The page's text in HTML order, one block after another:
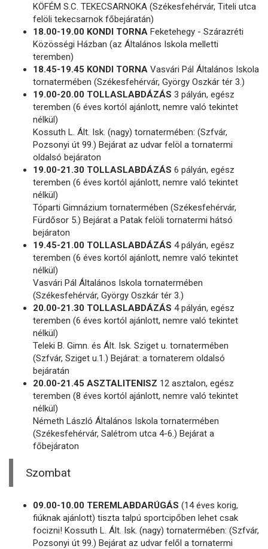
KÖFÉM S.C. TEKECSARNOKA (Székesfehérvár, Titeli utca
felöli tekecsarnok főbejáratán)
18.00-19.00 KONDI TORNA Feketehegy - Szárazréti
Közösségi Házban (az Általános Iskola melletti
teremben)
18.45-19.45 KONDI TORNA Vasvári Pál Általános Iskola
tornatermében (Székesfehérvár, György Oszkár tér 3.)
19.00-20.00 TOLLASLABDÁZÁS 3 pályán, egész
teremben (6 éves kortól ajánlott, nemre való tekintet
nélkül)
Kossuth L. Ált. Isk. (nagy) tornatermében: (Szfvár,
Pozsonyi út 99.) Bejárat az udvar felöl a tornatermi
oldalsó bejáraton
19.00-21.30 TOLLASLABDÁZÁS 6 pályán, egész
teremben (6 éves kortól ajánlott, nemre való tekintet
nélkül)
Tóparti Gimnázium tornatermében (Székesfehérvár,
Fürdősor 5.) Bejárat a Patak felöli tornatermi hátsó
bejáraton
19.45-21.00 TOLLASLABDÁZÁS 4 pályán, egész
teremben (6 éves kortól ajánlott, nemre való tekintet
nélkül)
Vasvári Pál Általános Iskola tornatermében
(Székesfehérvár, György Oszkár tér 3.)
20.00-21.30 TOLLASLABDÁZÁS 4 pályán, egész
teremben (6 éves kortól ajánlott, nemre való tekintet
nélkül)
Teleki B. Gimn. és Ált. Isk. Sziget u. tornatermében
(Szfvár, Sziget u.1.) Bejárat: a tornaterem oldalsó
bejáratán
20.00-21.45 ASZTALITENISZ 12 asztalon, egész
teremben (8 éves kortól ajánlott, nemre való tekintet
nélkül)
Németh László Általános Iskola tornatermében
(Székesfehérvár, Salétrom utca 4-6.) Bejárat a
főbejáraton
Szombat
09.00-10.00 TEREMLABDARÚGÁS (14 éves korig,
fiúknak ajánlott) tiszta talpú sportcipőben lehet csak
focizni! Kossuth L. Ált. Isk. (nagy) tornatermében: (Szfvár,
Pozsonyi út 99.) Bejárat az udvar felől a tornatermi